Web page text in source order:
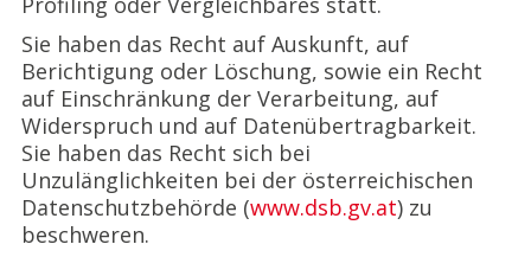
Sie haben das Recht auf Auskunft, auf
Berichtigung oder Löschung, sowie ein Recht
auf Einschränkung der Verarbeitung, auf
Widerspruch und auf Datenübertragbarkeit.
Sie haben das Recht sich bei
Unzulänglichkeiten bei der österreichischen
Datenschutzbehörde (www.dsb.gv.at) zu
beschweren.